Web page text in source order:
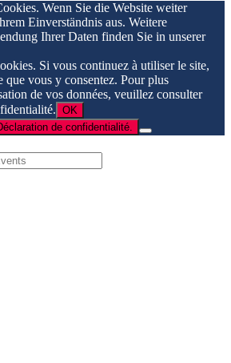
Wenn Sie die Website weiter
Einverständnis aus. Weitere
Ihrer Daten finden Sie in unserer
Si vous continuez à utiliser le site,
que vous y consentez. Pour plus
de vos données, veuillez consulter
OK
de confidentialité.